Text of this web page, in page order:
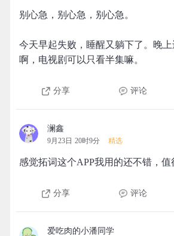
别心急，别心急，别心急。
今天早起失败，睡醒又躺下了。晚
啊，电视剧可以只看半集嘛。
分享 评论
澜鑫
9月23日 20时9分 精选
感觉拓词这个APP我用的还不错，值
分享 评论
爱吃肉的小潘同学